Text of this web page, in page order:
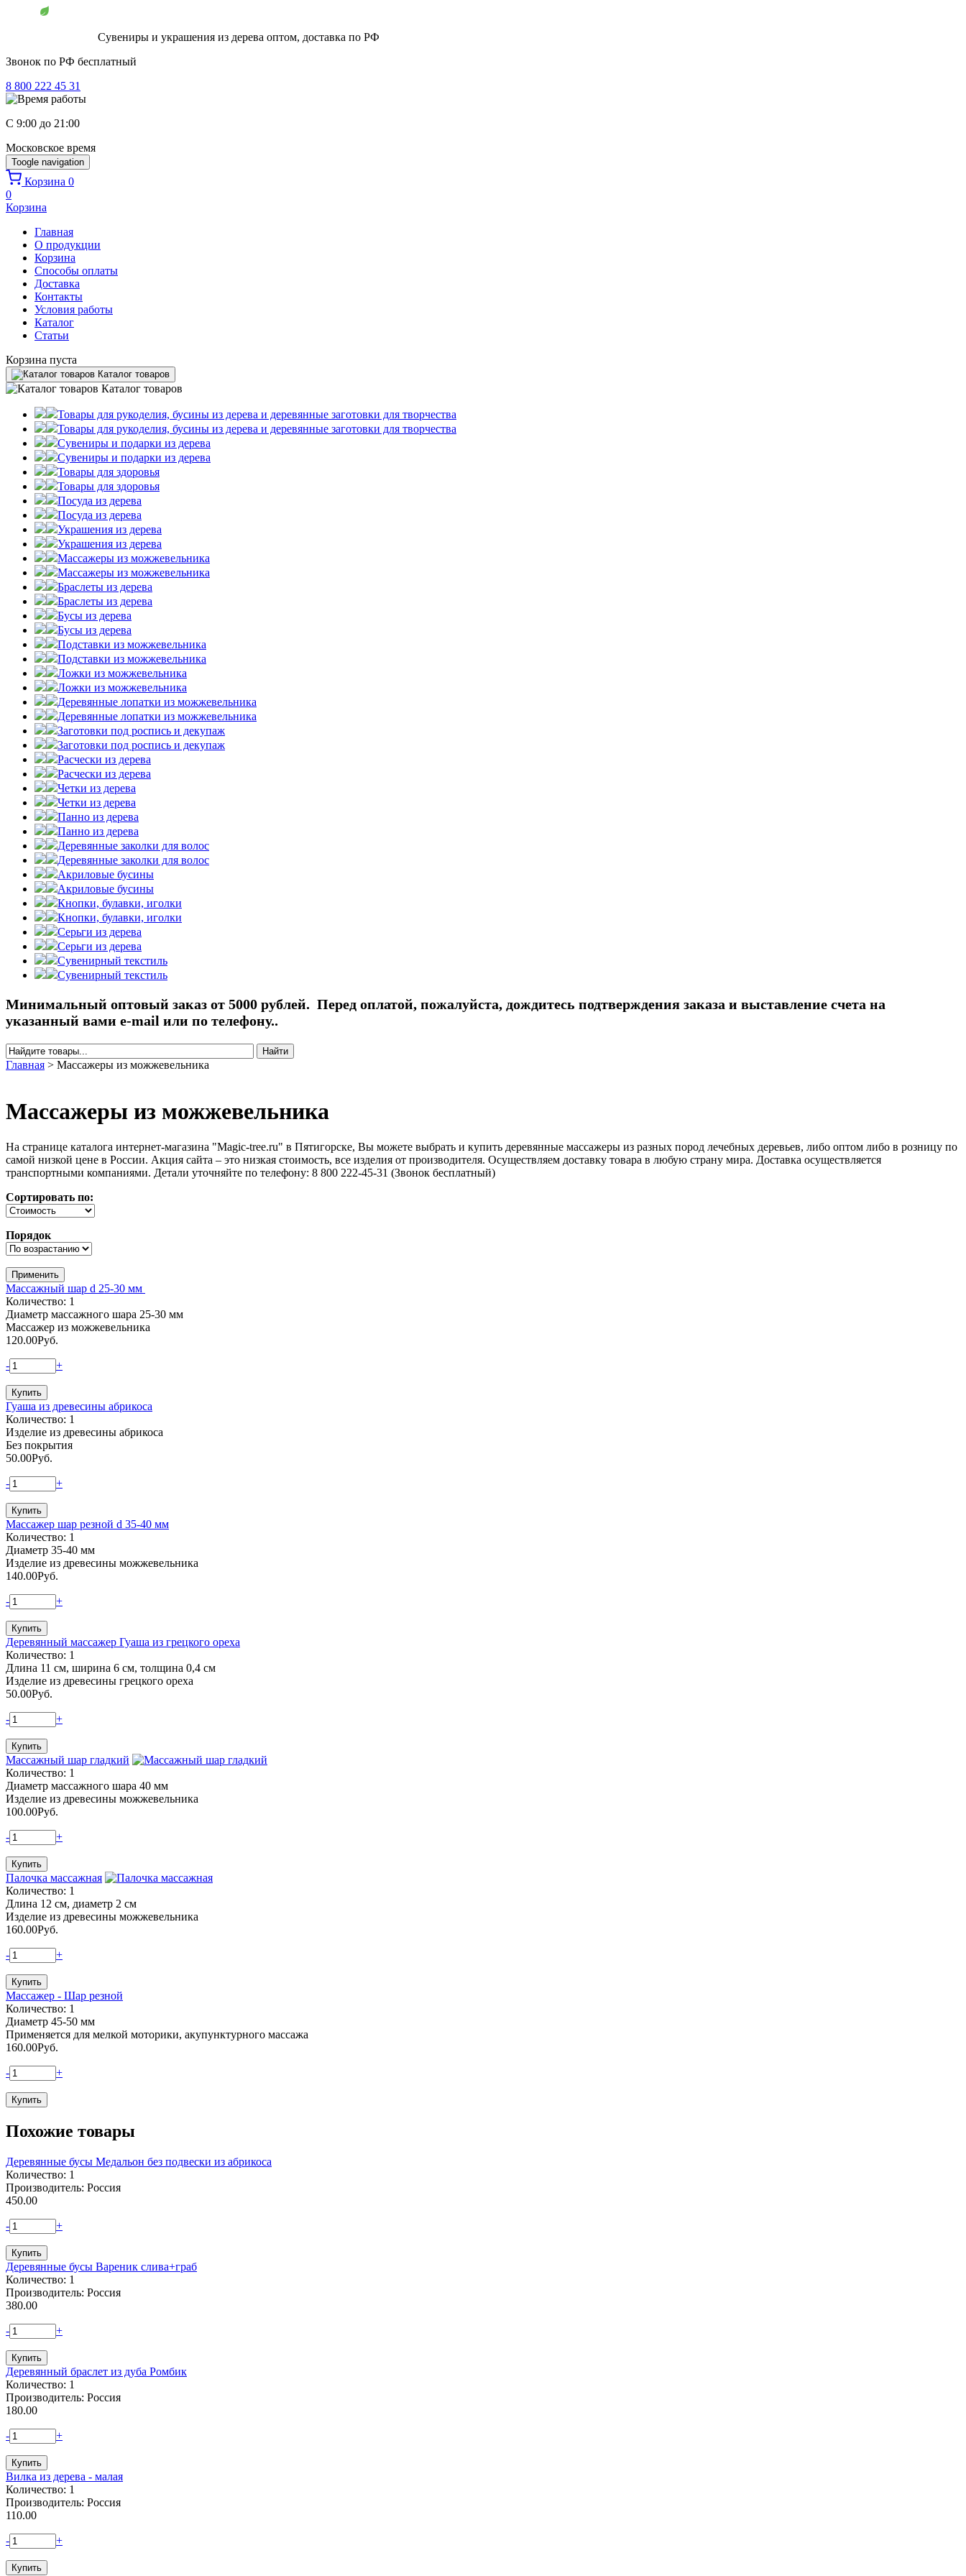
Перейти к основному содержанию
Сувениры и украшения из дерева оптом, доставка по РФ
Звонок по РФ бесплатный
8 800 222 45 31
C 9:00 до 21:00
Московское время
Toogle navigation
Корзина 0
0
Корзина
Главная
О продукции
Корзина
Способы оплаты
Доставка
Контакты
Условия работы
Каталог
Статьи
Корзина пуста
Каталог товаров
Каталог товаров
Товары для рукоделия, бусины из дерева и деревянные заготовки для творчества
Товары для рукоделия, бусины из дерева и деревянные заготовки для творчества
Сувениры и подарки из дерева
Сувениры и подарки из дерева
Товары для здоровья
Товары для здоровья
Посуда из дерева
Посуда из дерева
Украшения из дерева
Украшения из дерева
Массажеры из можжевельника
Массажеры из можжевельника
Браслеты из дерева
Браслеты из дерева
Бусы из дерева
Бусы из дерева
Подставки из можжевельника
Подставки из можжевельника
Ложки из можжевельника
Ложки из можжевельника
Деревянные лопатки из можжевельника
Деревянные лопатки из можжевельника
Заготовки под роспись и декупаж
Заготовки под роспись и декупаж
Расчески из дерева
Расчески из дерева
Четки из дерева
Четки из дерева
Панно из дерева
Панно из дерева
Деревянные заколки для волос
Деревянные заколки для волос
Акриловые бусины
Акриловые бусины
Кнопки, булавки, иголки
Кнопки, булавки, иголки
Серьги из дерева
Серьги из дерева
Сувенирный текстиль
Сувенирный текстиль
Минимальный оптовый заказ от 5000 рублей. Перед оплатой, пожалуйста, дождитесь подтверждения заказа и выставление счета на
указанный вами e-mail или по телефону..
Форма поиска
Найти
Главная > Массажеры из можжевельника
Массажеры из можжевельника
На странице каталога интернет-магазина "Magic-tree.ru" в Пятигорске, Вы можете выбрать и купить деревянные массажеры из разных пород лечебных деревьев, либо оптом либо в розницу по
самой низкой цене в России. Акция сайта – это низкая стоимость, все изделия от производителя. Осуществляем доставку товара в любую страну мира. Доставка осуществляется
транспортными компаниями. Детали уточняйте по телефону: 8 800 222-45-31 (Звонок бесплатный)
Сортировать по:
Порядок
Массажный шар d 25-30 мм
Количество: 1
Диаметр массажного шара 25-30 мм
Массажер из можжевельника
120.00Руб.
- +
Гуаша из древесины абрикоса
Количество: 1
Изделие из древесины абрикоса
Без покрытия
50.00Руб.
- +
Массажер шар резной d 35-40 мм
Количество: 1
Диаметр 35-40 мм
Изделие из древесины можжевельника
140.00Руб.
- +
Деревянный массажер Гуаша из грецкого ореха
Количество: 1
Длина 11 см, ширина 6 см, толщина 0,4 см
Изделие из древесины грецкого ореха
50.00Руб.
- +
Массажный шар гладкий
Количество: 1
Диаметр массажного шара 40 мм
Изделие из древесины можжевельника
100.00Руб.
- +
Палочка массажная
Количество: 1
Длина 12 см, диаметр 2 см
Изделие из древесины можжевельника
160.00Руб.
- +
Массажер - Шар резной
Количество: 1
Диаметр 45-50 мм
Применяется для мелкой моторики, акупунктурного массажа
160.00Руб.
- +
Похожие товары
Деревянные бусы Медальон без подвески из абрикоса
Количество: 1
Производитель: Россия
450.00
- +
Деревянные бусы Вареник слива+граб
Количество: 1
Производитель: Россия
380.00
- +
Деревянный браслет из дуба Ромбик
Количество: 1
Производитель: Россия
180.00
- +
Вилка из дерева - малая
Количество: 1
Производитель: Россия
110.00
- +